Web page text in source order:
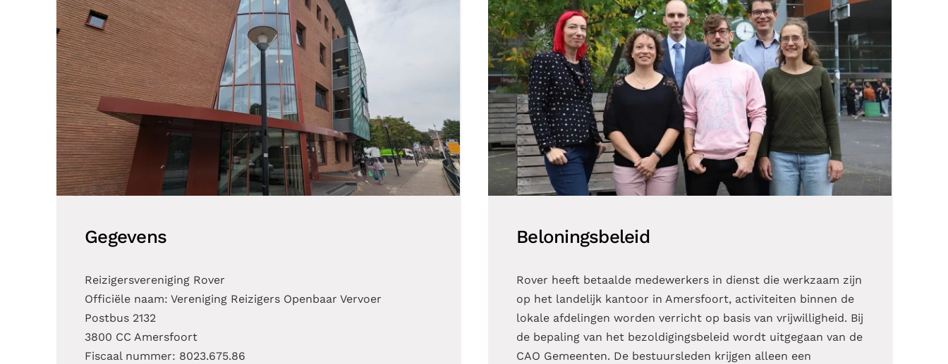
Gegevens
Reizigersvereniging Rover
Officiële naam: Vereniging Reizigers Openbaar Vervoer
Postbus 2132
3800 CC Amersfoort
Fiscaal nummer: 8023.675.86
Beloningsbeleid
Rover heeft betaalde medewerkers in dienst die werkzaam zijn
op het landelijk kantoor in Amersfoort, activiteiten binnen de
lokale afdelingen worden verricht op basis van vrijwilligheid. Bij
de bepaling van het bezoldigingsbeleid wordt uitgegaan van de
CAO Gemeenten. De bestuursleden krijgen alleen een